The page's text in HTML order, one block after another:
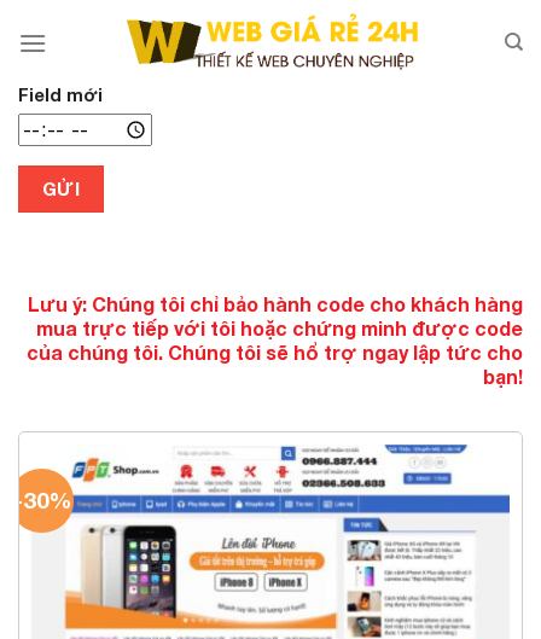
đến
nội
dung
Field mới
GỬI
Lưu ý: Chúng tôi chỉ bảo hành code cho khách hàng
mua trực tiếp với tôi hoặc chứng minh được code
của chúng tôi. Chúng tôi sẽ hổ trợ ngay lập tức cho
bạn!
-30%